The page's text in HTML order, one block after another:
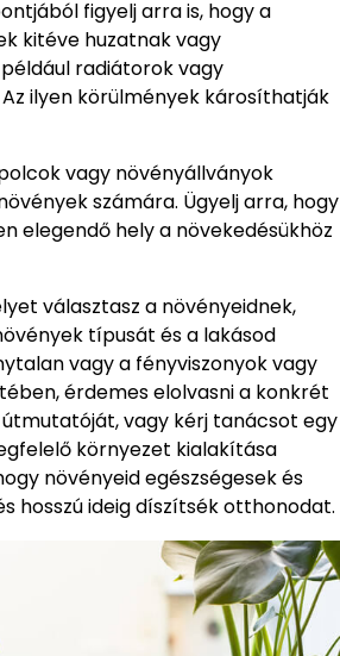
figyelj arra is, hogy a
kitéve huzatnak vagy
radiátorok vagy
ilyen körülmények károsíthatják
vagy növényállványok
számára. Ügyelj arra, hogy
elegendő hely a növekedésükhöz
választasz a növényeidnek,
típusát és a lakásod
vagy a fényviszonyok vagy
érdemes elolvasni a konkrét
vagy kérj tanácsot egy
környezet kialakítása
növényeid egészségesek és
hosszú ideig díszítsék otthonodat.